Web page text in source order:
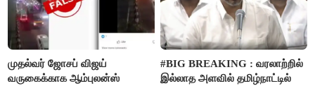
முதல்வர் ஜோசப் விஜய்
வருகைக்காக ஆம்புலன்ஸ்
#BIG BREAKING : வரலாற்றில்
இல்லாத அளவில் தமிழ்நாட்டில்